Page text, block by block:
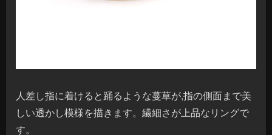
人差し指に着けると踊るような蔓草が,指の側面まで美
しい透かし模様を描きます。繊細さが上品なリングで
す。